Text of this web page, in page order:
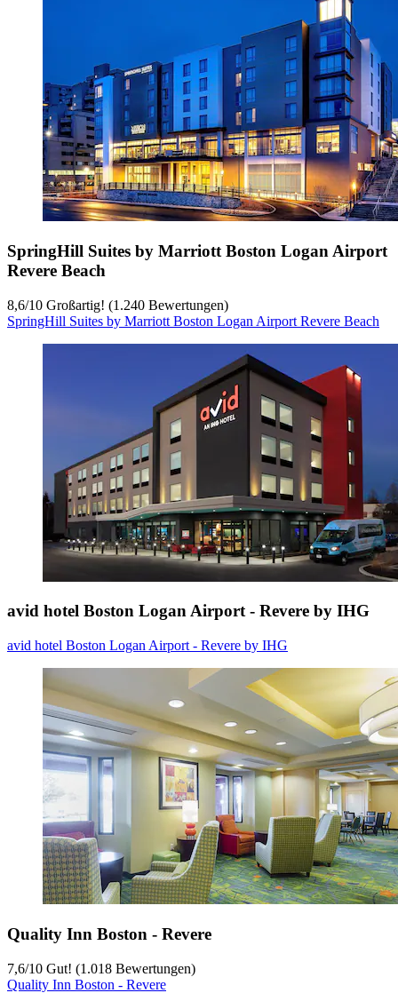
SpringHill Suites by Marriott Boston Logan Airport
Revere Beach
8,6/10 Großartig! (1.240 Bewertungen)
SpringHill Suites by Marriott Boston Logan Airport Revere Beach
avid hotel Boston Logan Airport - Revere by IHG
avid hotel Boston Logan Airport - Revere by IHG
Quality Inn Boston - Revere
7,6/10 Gut! (1.018 Bewertungen)
Quality Inn Boston - Revere